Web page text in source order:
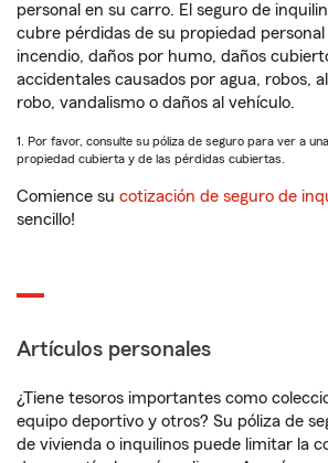
personal en su carro. El seguro de
cubre pérdidas de su propiedad
incendio, daños por humo, daños
accidentales causados por agua, robos,
robo, vandalismo o daños al vehículo.
1. Por favor, consulte su póliza de seguro para ver a
propiedad cubierta y de las pérdidas cubiertas.
Comience su cotización de seguro de
sencillo!
Artículos personales
¿Tiene tesoros importantes como
equipo deportivo y otros? Su póliza de
de vivienda o inquilinos puede limitar la